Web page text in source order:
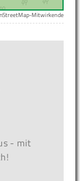
Mitwirkende
- mit